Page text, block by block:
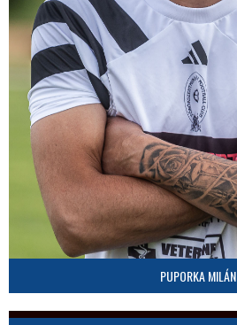
PUPORKA MILÁN